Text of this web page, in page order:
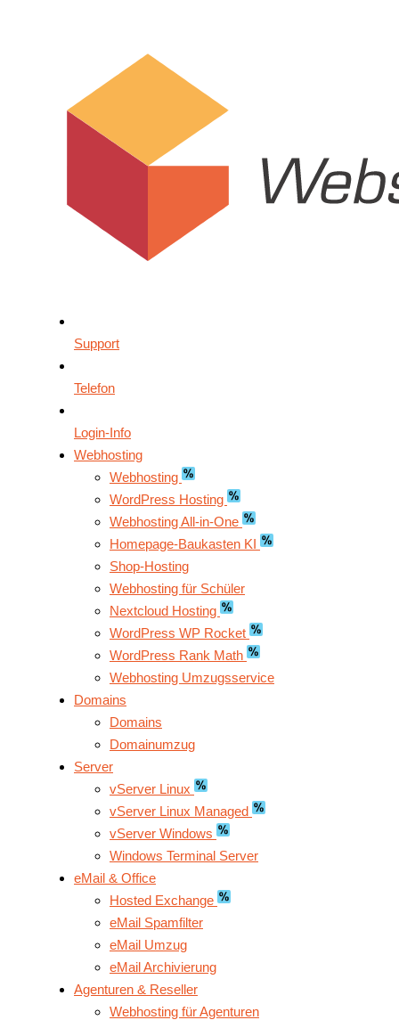
Support
Telefon
Login-Info
Webhosting
Webhosting
WordPress Hosting
Webhosting All-in-One
Homepage-Baukasten KI
Shop-Hosting
Webhosting für Schüler
Nextcloud Hosting
WordPress WP Rocket
WordPress Rank Math
Webhosting Umzugsservice
Domains
Domains
Domainumzug
Server
vServer Linux
vServer Linux Managed
vServer Windows
Windows Terminal Server
eMail & Office
Hosted Exchange
eMail Spamfilter
eMail Umzug
eMail Archivierung
Agenturen & Reseller
Webhosting für Agenturen